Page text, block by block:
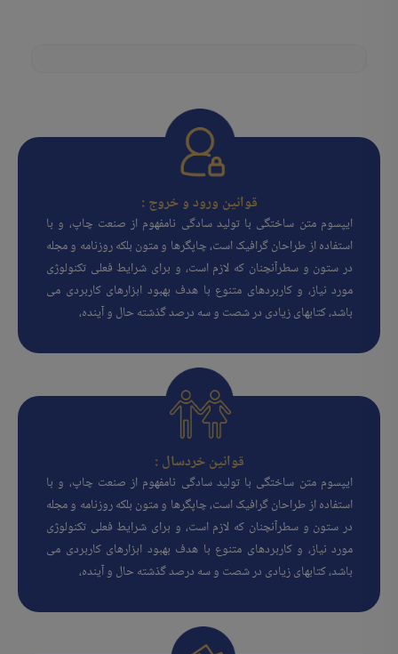
قوانین ورود و خروج :
ایپسوم متن ساختگی با تولید سادگی نامفهوم از صنعت چاپ، و با
استفاده از طراحان گرافیک است، چاپگرها و متون بلکه روزنامه و مجله
در ستون و سطرآنچنان که لازم است، و برای شرایط فعلی تکنولوژی
مورد نیاز، و کاربردهای متنوع با هدف بهبود ابزارهای کاربردی می
باشد، کتابهای زیادی در شصت و سه درصد گذشته حال و آینده،
قوانین خردسال :
ایپسوم متن ساختگی با تولید سادگی نامفهوم از صنعت چاپ، و با
استفاده از طراحان گرافیک است، چاپگرها و متون بلکه روزنامه و مجله
در ستون و سطرآنچنان که لازم است، و برای شرایط فعلی تکنولوژی
مورد نیاز، و کاربردهای متنوع با هدف بهبود ابزارهای کاربردی می
باشد، کتابهای زیادی در شصت و سه درصد گذشته حال و آینده،